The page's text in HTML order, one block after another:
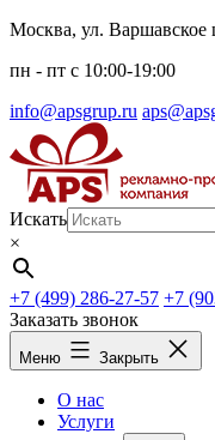
Перейти
содержимому
Москва, ул. Варшавское
пн - пт c 10:00-19:00
info@apsgrup.ru
Искать
×
+7 (499) 286-27-57 +7
Заказать звонок
Меню Закрыть
О нас
Услуги